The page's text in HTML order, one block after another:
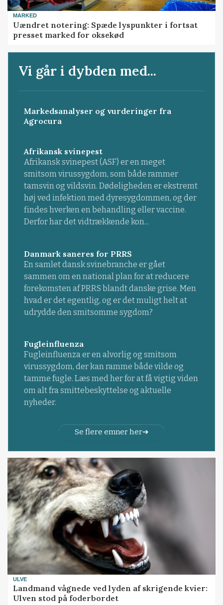
MARKED
Uændret notering: Spæde lyspunkter i fortsat
presset marked for oksekød
Vi går i dybden med...
Markedsanalyser og vurderinger fra
Agrocura
Afrikansk svinepest
Afrikansk svinepest (ASF) er en meget
smitsom virussygdom, som både rammer
tamsvin og vildsvin. Dødeligheden er ekstremt
høj ved infektion med dyresygdommen, og der
findes hverken en behandling eller vaccine.
Derfor har det vidtrækkende kon...
Danmark saneres for PRRS
En samlet dansk svinebranche er gået
sammen om en national plan for at reducere
forekomsten af PRRS blandt danske grise. Men
hvad er det egentlig, og er det muligt helt at
udrydde den smitsomme sygdom?
Fugleinfluenza
Fugleinfluenza er en alvorlig og smitsom
virussygdom, der kan ramme både vilde og
tamme fugle. Læs med her for at få vigtig viden
om alt fra smittebeskyttelse og aktuelle
nyheder.
Se flere emner her
ULVE
Landmand vågnede ved lyden af skrigende kvier:
Ulven stod på foderbordet